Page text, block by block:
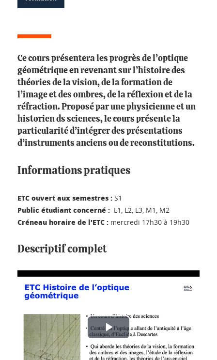
Ce cours présentera les progrès de l’optique
géométrique en revenant sur l’histoire des
théories de la vision, de la formation de
l’image et des ombres, de la réflexion et de la
réfraction. Proposé par une physicienne et un
historien ds sciences, le cours présente la
particularité d’intégrer des présentations
d’instruments anciens ou de reconstitutions.
Informations pratiques
ETC ouvert aux semestres : S1
Public étudiant concerné : L1, L2, L3, M1, M2
Créneau horaire de l'ETC : mercredi 17h30 à 19h30
Descriptif complet